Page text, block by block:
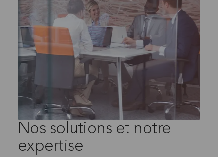
Nos solutions et notre
expertise